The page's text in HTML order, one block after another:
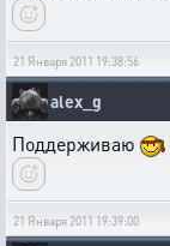
21 Января 2011 19:38:56
alex_g
Поддерживаю
21 Января 2011 19:39:00